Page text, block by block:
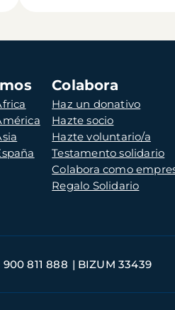
Colabora
Haz un donativo
Hazte socio
Hazte voluntario/a
Testamento solidario
Colabora como
Regalo Solidario
900 811 888 BIZUM 33439